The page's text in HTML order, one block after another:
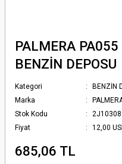
PALMERA
BENZİN DEPOSU
Kategori BENZİN
Marka
Stok Kodu
2J10308
Fiyat
12,00
685,06 TL